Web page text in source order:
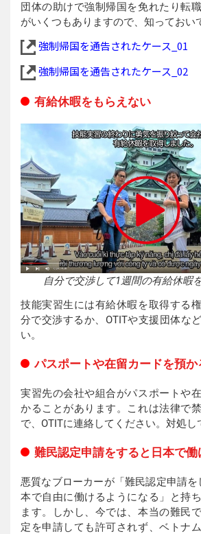
団体の助けで強制帰国を免れたり転
がいくつもありますので、知っておい
強制帰国を通告されたケース_01
強制帰国を通告されたケース_02
有給休暇をもらえない
自分で交渉して1週間の有給休暇
技能実習生には有給休暇を取得する
分で交渉するか、OTITや支援団体な
い。
パスポートや在留カードを預か
実習先の会社や組合がパスポートや
かることがあります。これは法律で
で、OTITに連絡してください。対処し
難民認定申請をすると日本で働
悪質なブローカーが「難民認定申請を
本で自由に働けるようになる」と持
ます。しかし、今では、本当の難民
定を申請しても許可されず、ベトナ